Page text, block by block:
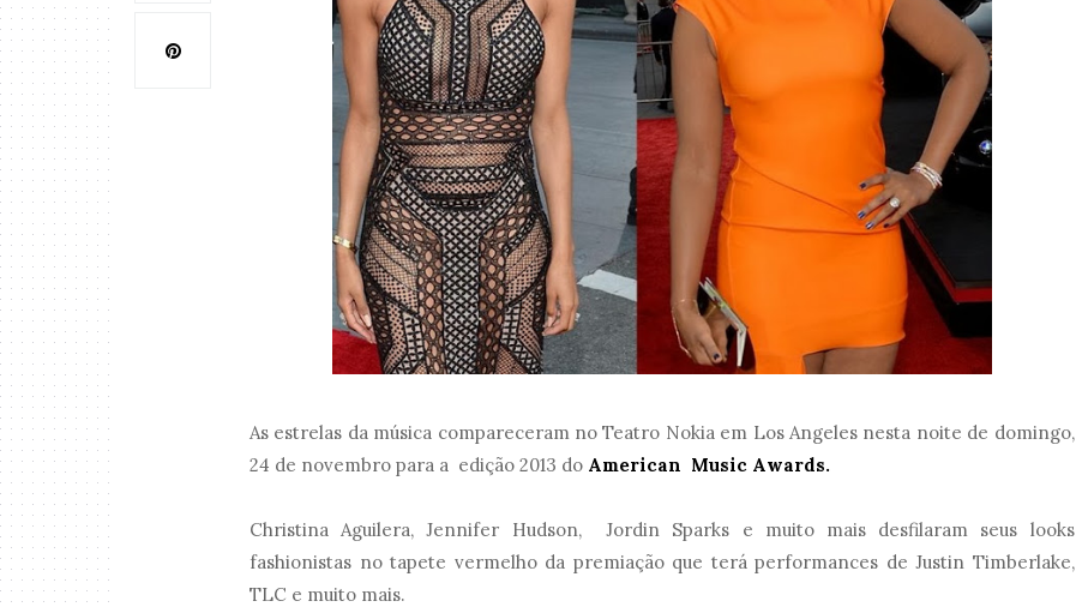
As estrelas da música compareceram no Teatro Nokia em Los Angeles nesta noite de domingo,
24 de novembro para a edição 2013 do American Music Awards.
Christina Aguilera, Jennifer Hudson, Jordin Sparks e muito mais desfilaram seus looks
fashionistas no tapete vermelho da premiação que terá performances de Justin Timberlake,
TLC e muito mais.